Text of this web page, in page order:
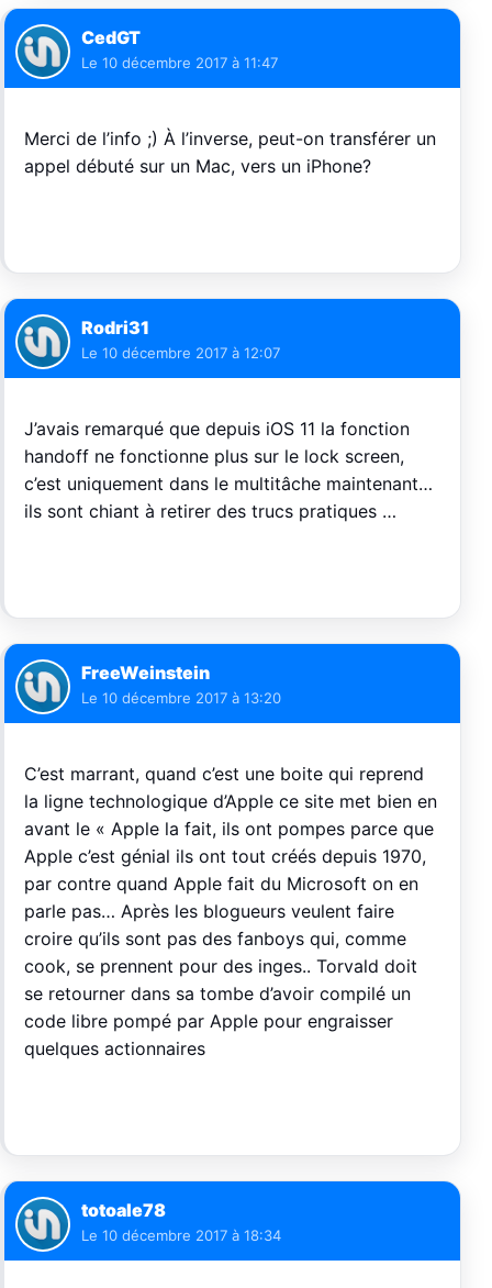
CedGT
Le 10 décembre 2017 à 11:47
Merci de l’info ;) À l’inverse, peut-on transférer un
appel débuté sur un Mac, vers un iPhone?
Rodri31
Le 10 décembre 2017 à 12:07
J’avais remarqué que depuis iOS 11 la fonction
handoff ne fonctionne plus sur le lock screen,
c’est uniquement dans le multitâche maintenant…
ils sont chiant à retirer des trucs pratiques …
FreeWeinstein
Le 10 décembre 2017 à 13:20
C’est marrant, quand c’est une boite qui reprend
la ligne technologique d’Apple ce site met bien en
avant le « Apple la fait, ils ont pompes parce que
Apple c’est génial ils ont tout créés depuis 1970,
par contre quand Apple fait du Microsoft on en
parle pas… Après les blogueurs veulent faire
croire qu’ils sont pas des fanboys qui, comme
cook, se prennent pour des inges.. Torvald doit
se retourner dans sa tombe d’avoir compilé un
code libre pompé par Apple pour engraisser
quelques actionnaires
totoale78
Le 10 décembre 2017 à 18:34